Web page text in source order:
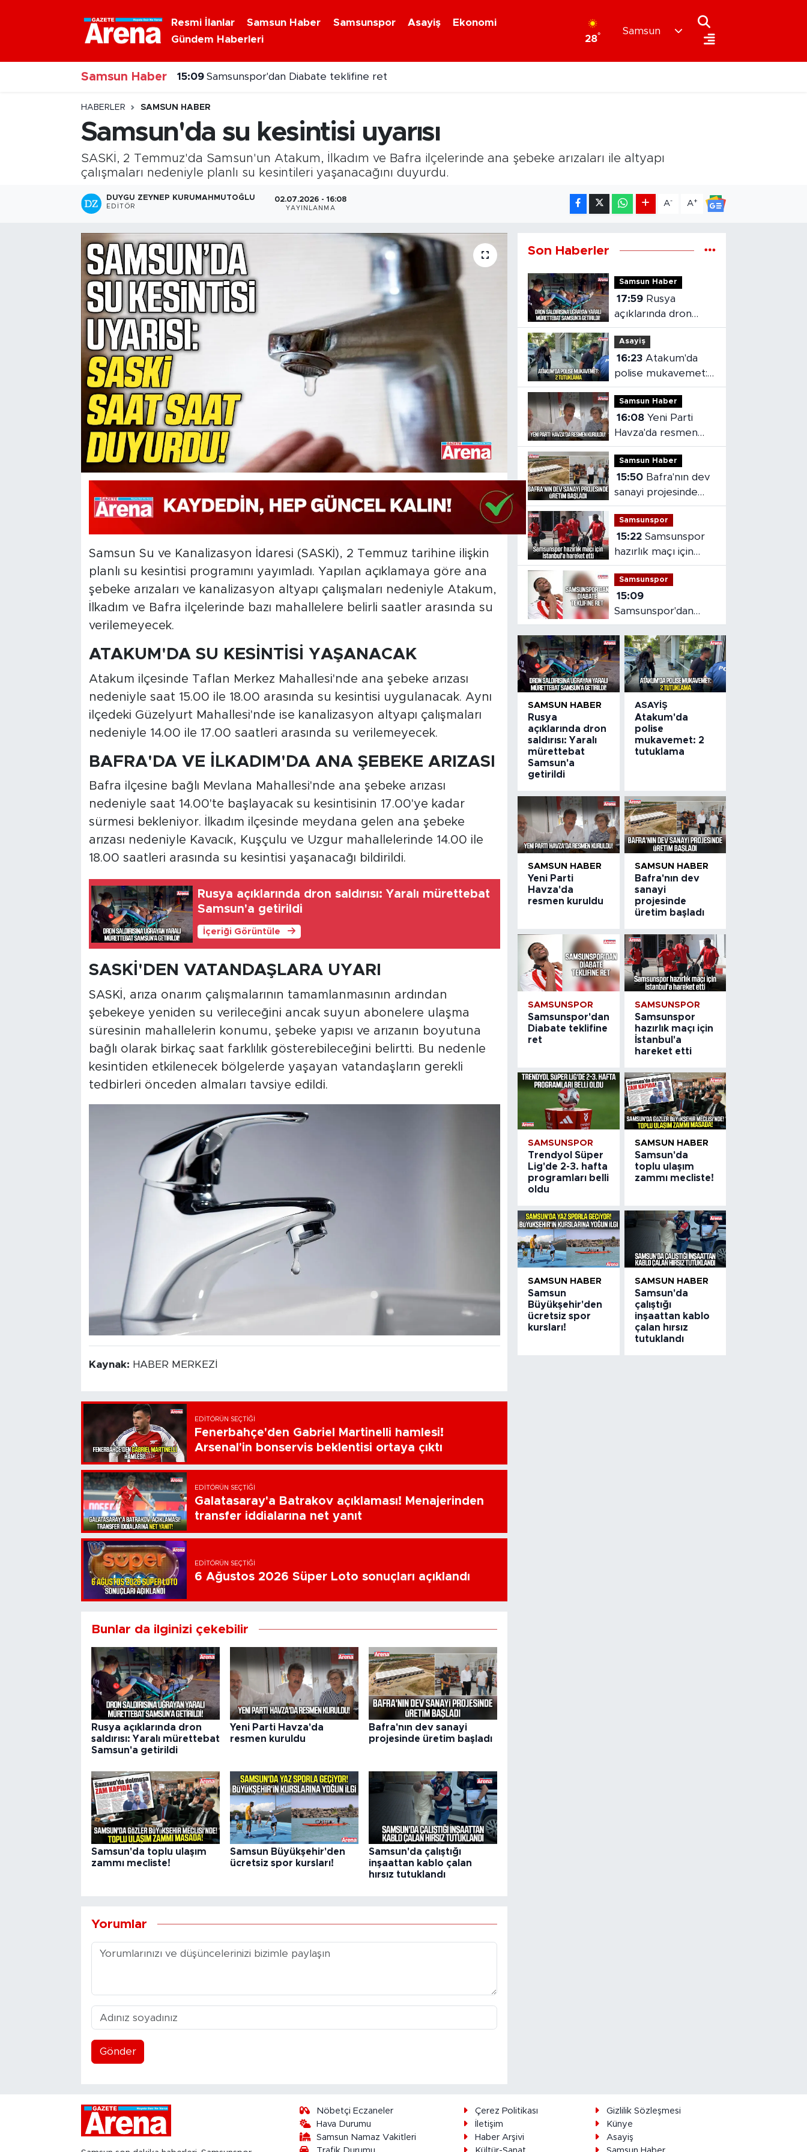
Resmi İlanlar Samsun Haber Samsunspor Asayiş
Ekonomi
Gündem Haberleri
28°
Samsun
Samsun Haber 15:09 Samsunspor'dan Diabate teklifine ret
HABERLER SAMSUN HABER
Samsun'da su kesintisi uyarısı
SASKİ, 2 Temmuz'da Samsun'un Atakum, İlkadım ve Bafra ilçelerinde ana şebeke arızaları ile altyapı
çalışmaları nedeniyle planlı su kesintileri yaşanacağını duyurdu.
DUYGU ZEYNEP KURUMAHMUTOĞLU
EDITÖR
02.07.2026 - 16:08
YAYINLANMA
A- A+
Samsun Su ve Kanalizasyon İdaresi (SASKİ), 2 Temmuz tarihine ilişkin
planlı su kesintisi programını yayımladı. Yapılan açıklamaya göre ana
şebeke arızaları ve kanalizasyon altyapı çalışmaları nedeniyle Atakum,
İlkadım ve Bafra ilçelerinde bazı mahallelere belirli saatler arasında su
verilemeyecek.
ATAKUM'DA SU KESİNTİSİ YAŞANACAK
Atakum ilçesinde Taflan Merkez Mahallesi'nde ana şebeke arızası
nedeniyle saat 15.00 ile 18.00 arasında su kesintisi uygulanacak. Aynı
ilçedeki Güzelyurt Mahallesi'nde ise kanalizasyon altyapı çalışmaları
nedeniyle 14.00 ile 17.00 saatleri arasında su verilemeyecek.
BAFRA'DA VE İLKADIM'DA ANA ŞEBEKE ARIZASI
Bafra ilçesine bağlı Mevlana Mahallesi'nde ana şebeke arızası
nedeniyle saat 14.00'te başlayacak su kesintisinin 17.00'ye kadar
sürmesi bekleniyor. İlkadım ilçesinde meydana gelen ana şebeke
arızası nedeniyle Kavacık, Kuşçulu ve Uzgur mahallelerinde 14.00 ile
18.00 saatleri arasında su kesintisi yaşanacağı bildirildi.
Rusya açıklarında dron saldırısı: Yaralı mürettebat
Samsun'a getirildi
İçeriği Görüntüle
SASKİ'DEN VATANDAŞLARA UYARI
SASKİ, arıza onarım çalışmalarının tamamlanmasının ardından
şebekeye yeniden su verileceğini ancak suyun abonelere ulaşma
süresinin mahallelerin konumu, şebeke yapısı ve arızanın boyutuna
bağlı olarak birkaç saat farklılık gösterebileceğini belirtti. Bu nedenle
kesintiden etkilenecek bölgelerde yaşayan vatandaşların gerekli
tedbirleri önceden almaları tavsiye edildi.
Kaynak: HABER MERKEZİ
EDITÖRÜN SEÇTIĞI
Fenerbahçe'den Gabriel Martinelli hamlesi!
Arsenal'in bonservis beklentisi ortaya çıktı
EDITÖRÜN SEÇTIĞI
Galatasaray'a Batrakov açıklaması! Menajerinden
transfer iddialarına net yanıt
EDITÖRÜN SEÇTIĞI
6 Ağustos 2026 Süper Loto sonuçları açıklandı
Bunlar da ilginizi çekebilir
Rusya açıklarında dron
saldırısı: Yaralı mürettebat
Samsun'a getirildi
Yeni Parti Havza'da
resmen kuruldu
Bafra'nın dev sanayi
projesinde üretim başladı
Samsun'da toplu ulaşım
zammı mecliste!
Samsun Büyükşehir'den
ücretsiz spor kursları!
Samsun'da çalıştığı
inşaattan kablo çalan
hırsız tutuklandı
Yorumlar
Gönder
Son Haberler
Samsun Haber
17:59
açıklarında dron
saldırısı: Yaralı
mürettebat
Samsun'a getirildi
Asayiş
16:23 Atakum'da
polise mukavemet:
2 tutuklama
Samsun Haber
16:08
Havza'da resmen
kuruldu
Samsun Haber
15:50
sanayi projesinde
üretim başladı
Samsunspor
15:22 Samsunspor
hazırlık maçı için
İstanbul'a hareket
etti
Samsunspor
15:09
Samsunspor'dan
Diabate teklifine ret
SAMSUN HABER
Rusya
açıklarında dron
saldırısı: Yaralı
mürettebat
Samsun'a
getirildi
ASAYIŞ
Atakum'da
polise
mukavemet: 2
tutuklama
SAMSUN HABER
Yeni Parti
Havza'da
resmen kuruldu
SAMSUN HABER
Bafra'nın dev
sanayi
projesinde
üretim başladı
SAMSUNSPOR
Samsunspor'dan
Diabate teklifine
ret
SAMSUNSPOR
Samsunspor
hazırlık maçı için
İstanbul'a
hareket etti
SAMSUNSPOR
Trendyol Süper
Lig'de 2-3. hafta
programları belli
oldu
SAMSUN HABER
Samsun'da
toplu ulaşım
zammı mecliste!
SAMSUN HABER
Samsun
Büyükşehir'den
ücretsiz spor
kursları!
SAMSUN HABER
Samsun'da
çalıştığı
inşaattan kablo
çalan hırsız
tutuklandı
Nöbetçi Eczaneler
Hava Durumu
Samsun Namaz Vakitleri
Çerez Politikası
Gizlilik Sözleşmesi
İletişim
Künye
Haber Arşivi
Asayiş
Nöbetçi Eczaneler
Hava Durumu
Samsun Namaz Vakitleri
Trafik Durumu
Süper Lig Puan Durumu ve Fikstür
Tüm Manşetler
Haber Arşivi